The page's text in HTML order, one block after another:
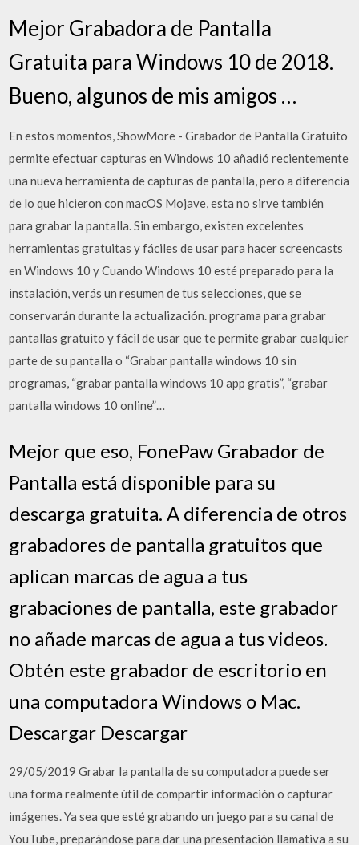
Mejor Grabadora de Pantalla
Gratuita para Windows 10 de 2018.
Bueno, algunos de mis amigos …
En estos momentos, ShowMore - Grabador de Pantalla Gratuito
permite efectuar capturas en Windows 10 añadió recientemente
una nueva herramienta de capturas de pantalla, pero a diferencia
de lo que hicieron con macOS Mojave, esta no sirve también
para grabar la pantalla. Sin embargo, existen excelentes
herramientas gratuitas y fáciles de usar para hacer screencasts
en Windows 10 y Cuando Windows 10 esté preparado para la
instalación, verás un resumen de tus selecciones, que se
conservarán durante la actualización. programa para grabar
pantallas gratuito y fácil de usar que te permite grabar cualquier
parte de su pantalla o “Grabar pantalla windows 10 sin
programas, “grabar pantalla windows 10 app gratis”, “grabar
pantalla windows 10 online”…
Mejor que eso, FonePaw Grabador de
Pantalla está disponible para su
descarga gratuita. A diferencia de otros
grabadores de pantalla gratuitos que
aplican marcas de agua a tus
grabaciones de pantalla, este grabador
no añade marcas de agua a tus videos.
Obtén este grabador de escritorio en
una computadora Windows o Mac.
Descargar Descargar
29/05/2019 Grabar la pantalla de su computadora puede ser
una forma realmente útil de compartir información o capturar
imágenes. Ya sea que esté grabando un juego para su canal de
YouTube, preparándose para dar una presentación llamativa a su